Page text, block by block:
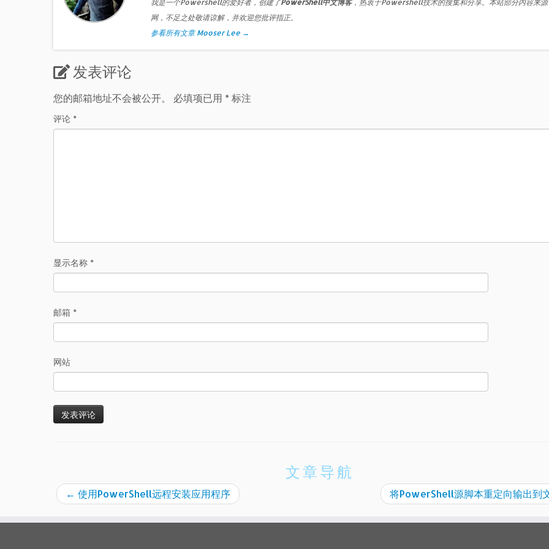
我是一个Powershell的爱好者，创建了PowerShell中文博客，热衷于Powershell技术的搜集和分享。本站部分内容来源
网，不足之处敬请谅解，并欢迎您批评指正。
参看所有文章 Mooser Lee →
发表评论
您的邮箱地址不会被公开。 必填项已用 *标注
评论 *
显示名称 *
邮箱 *
网站
文章导航
← 使用PowerShell远程安装应用程序 将PowerShell源脚本重定向输出到